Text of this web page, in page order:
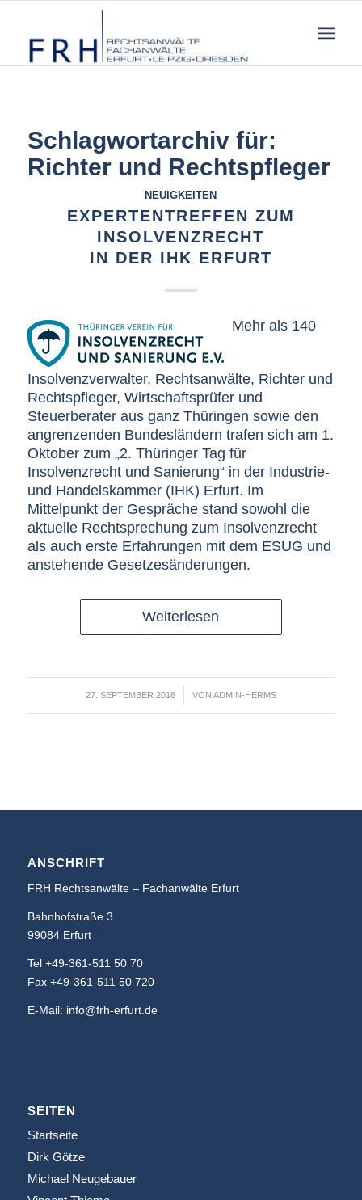
Schlagwortarchiv für:
Richter und Rechtspfleger
NEUIGKEITEN
EXPERTENTREFFEN ZUM
INSOLVENZRECHT
IN DER IHK ERFURT
Mehr als 140
Insolvenzverwalter, Rechtsanwälte, Richter und
Rechtspfleger, Wirtschaftsprüfer und
Steuerberater aus ganz Thüringen sowie den
angrenzenden Bundesländern trafen sich am 1.
Oktober zum „2. Thüringer Tag für
Insolvenzrecht und Sanierung“ in der Industrie-
und Handelskammer (IHK) Erfurt. Im
Mittelpunkt der Gespräche stand sowohl die
aktuelle Rechtsprechung zum Insolvenzrecht
als auch erste Erfahrungen mit dem ESUG und
anstehende Gesetzesänderungen.
Weiterlesen
27. SEPTEMBER 2018
/ VON ADMIN-HERMS
ANSCHRIFT
FRH Rechtsanwälte – Fachanwälte Erfurt
Bahnhofstraße 3
99084 Erfurt
Tel +49-361-511 50 70
Fax +49-361-511 50 720
E-Mail: info@frh-erfurt.de
SEITEN
Startseite
Dirk Götze
Michael Neugebauer